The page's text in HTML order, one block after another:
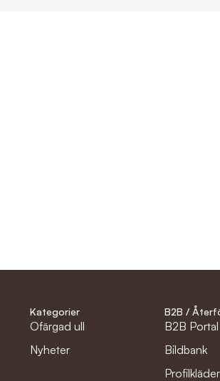
Kategorier
Ofärgad ull
Nyheter
B2B /
B2B Portal
Bildbank
Profilkläder